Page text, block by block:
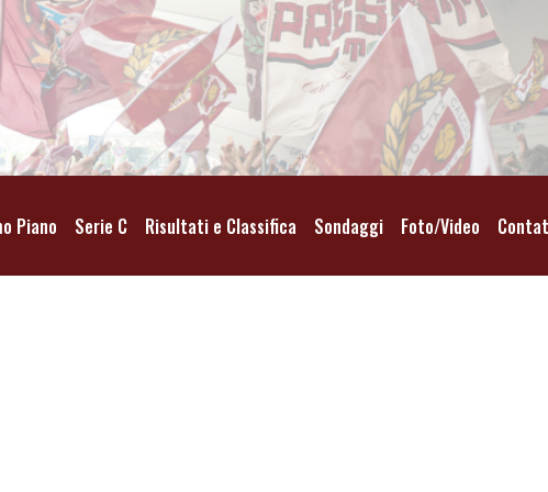
Piano Serie C Risultati e Classifica Sondaggi Foto/Video